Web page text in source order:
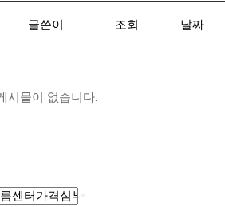
글쓴이 조회 날짜
시물이 없습니다.